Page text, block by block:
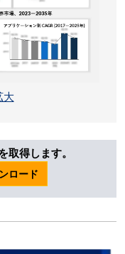
大
取得します。
ロード